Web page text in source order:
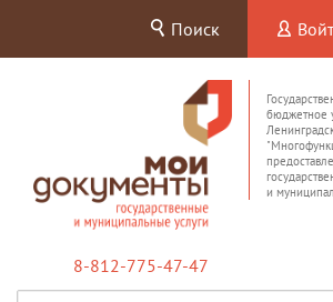
Поиск
бюджетное
и
8-812-775-47-47